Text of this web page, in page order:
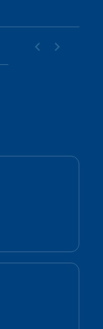
chevron_left chevron_right